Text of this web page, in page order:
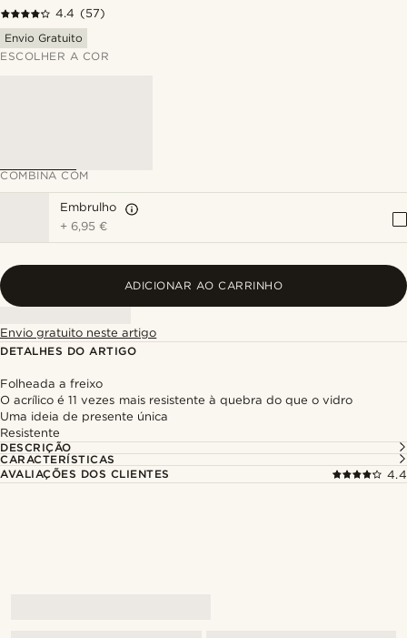
4.4 (57)
Envio Gratuito
ESCOLHER A COR
COMBINA COM
Embrulho
+6,95 €
ADICIONAR AO CARRINHO
Envio gratuito neste artigo
DETALHES DO ARTIGO
Folheada a freixo
O acrílico é 11 vezes mais resistente à quebra do que o vidro
Uma ideia de presente única
Resistente
DESCRIÇÃO
CARACTERÍSTICAS
AVALIAÇÕES DOS CLIENTES
4.4